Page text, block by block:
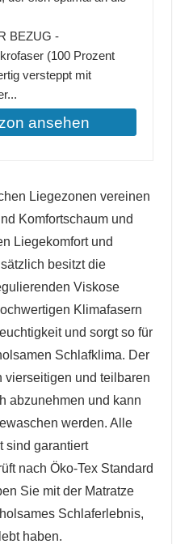
BEZUG -
(100 Prozent
versteppt mit
ansehen
Liegezonen vereinen
Komfortschaum und
Liegekomfort und
besitzt die
Viskose
Klimafasern
und sorgt so für
Schlafklima. Der
vierseitigen und teilbaren
abzunehmen und kann
werden. Alle
sind garantiert
nach Öko-Tex Standard
Sie mit der Matratze
Schlaferlebnis,
haben.